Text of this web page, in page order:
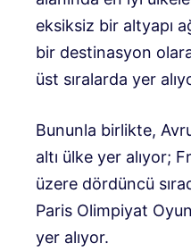
eksiksiz bir altyapı
bir destinasyon
üst sıralarda yer
Bununla birlikte,
altı ülke yer alıyor;
üzere dördüncü
Paris Olimpiyat
yer alıyor.